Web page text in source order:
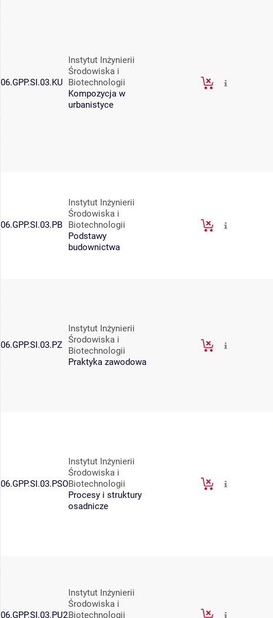
06.GPP.SI.03.KU
Instytut Inżynierii
Środowiska i
Biotechnologii
Kompozycja w
urbanistyce
06.GPP.SI.03.PB
Instytut Inżynierii
Środowiska i
Biotechnologii
Podstawy
budownictwa
06.GPP.SI.03.PZ
Instytut Inżynierii
Środowiska i
Biotechnologii
Praktyka zawodowa
06.GPP.SI.03.PSO
Instytut Inżynierii
Środowiska i
Biotechnologii
Procesy i struktury
osadnicze
06.GPP.SI.03.PU2
Instytut Inżynierii
Środowiska i
Biotechnologii